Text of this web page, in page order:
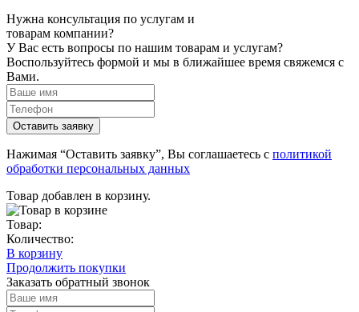
Нужна консультация по услугам и
товарам компании?
У Вас есть вопросы по нашим товарам и услугам?
Воспользуйтесь формой и мы в ближайшее время свяжемся с
Вами.
Нажимая “Оставить заявку”, Вы соглашаетесь с политикой
обработки персональных данных
Товар добавлен в корзину.
Товар:
Количество:
В корзину
Продолжить покупки
Заказать обратный звонок